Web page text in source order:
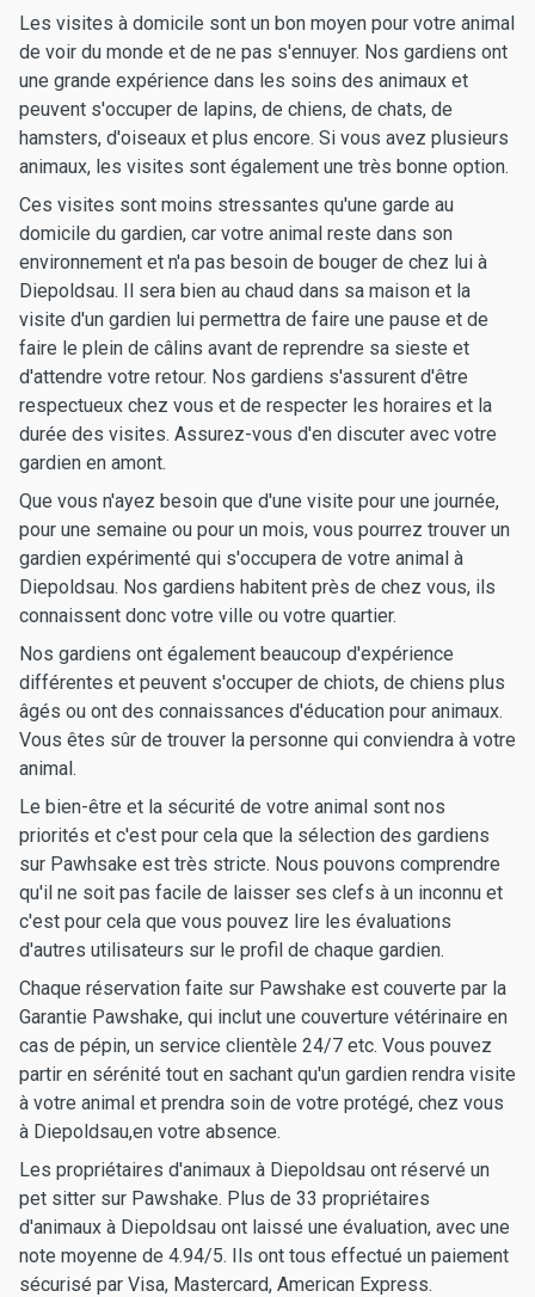
Les visites à domicile sont un bon moyen pour votre animal
de voir du monde et de ne pas s'ennuyer. Nos gardiens ont
une grande expérience dans les soins des animaux et
peuvent s'occuper de lapins, de chiens, de chats, de
hamsters, d'oiseaux et plus encore. Si vous avez plusieurs
animaux, les visites sont également une très bonne option.
Ces visites sont moins stressantes qu'une garde au
domicile du gardien, car votre animal reste dans son
environnement et n'a pas besoin de bouger de chez lui à
Diepoldsau. Il sera bien au chaud dans sa maison et la
visite d'un gardien lui permettra de faire une pause et de
faire le plein de câlins avant de reprendre sa sieste et
d'attendre votre retour. Nos gardiens s'assurent d'être
respectueux chez vous et de respecter les horaires et la
durée des visites. Assurez-vous d'en discuter avec votre
gardien en amont.
Que vous n'ayez besoin que d'une visite pour une journée,
pour une semaine ou pour un mois, vous pourrez trouver un
gardien expérimenté qui s'occupera de votre animal à
Diepoldsau. Nos gardiens habitent près de chez vous, ils
connaissent donc votre ville ou votre quartier.
Nos gardiens ont également beaucoup d'expérience
différentes et peuvent s'occuper de chiots, de chiens plus
âgés ou ont des connaissances d'éducation pour animaux.
Vous êtes sûr de trouver la personne qui conviendra à votre
animal.
Le bien-être et la sécurité de votre animal sont nos
priorités et c'est pour cela que la sélection des gardiens
sur Pawhsake est très stricte. Nous pouvons comprendre
qu'il ne soit pas facile de laisser ses clefs à un inconnu et
c'est pour cela que vous pouvez lire les évaluations
d'autres utilisateurs sur le profil de chaque gardien.
Chaque réservation faite sur Pawshake est couverte par la
Garantie Pawshake, qui inclut une couverture vétérinaire en
cas de pépin, un service clientèle 24/7 etc. Vous pouvez
partir en sérénité tout en sachant qu'un gardien rendra visite
à votre animal et prendra soin de votre protégé, chez vous
à Diepoldsau,en votre absence.
Les propriétaires d'animaux à Diepoldsau ont réservé un
pet sitter sur Pawshake. Plus de 33 propriétaires
d'animaux à Diepoldsau ont laissé une évaluation, avec une
note moyenne de 4.94/5. Ils ont tous effectué un paiement
sécurisé par Visa, Mastercard, American Express.